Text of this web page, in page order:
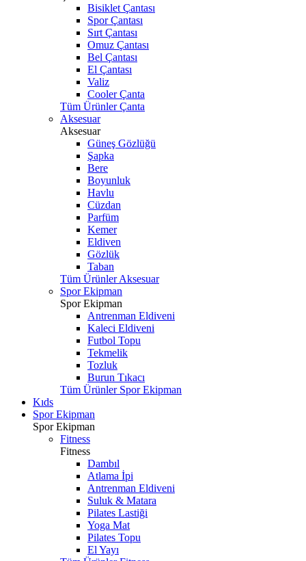
Bisiklet Çantası
Spor Çantası
Sırt Çantası
Omuz Çantası
Bel Çantası
El Çantası
Valiz
Cooler Çanta
Tüm Ürünler Çanta
Aksesuar
Aksesuar
Güneş Gözlüğü
Şapka
Bere
Boyunluk
Havlu
Cüzdan
Parfüm
Kemer
Eldiven
Gözlük
Taban
Tüm Ürünler Aksesuar
Spor Ekipman
Spor Ekipman
Antrenman Eldiveni
Kaleci Eldiveni
Futbol Topu
Tekmelik
Tozluk
Burun Tıkacı
Tüm Ürünler Spor Ekipman
Kıds
Spor Ekipman
Spor Ekipman
Fitness
Fitness
Dambıl
Atlama İpi
Antrenman Eldiveni
Suluk & Matara
Pilates Lastiği
Yoga Mat
Pilates Topu
El Yayı